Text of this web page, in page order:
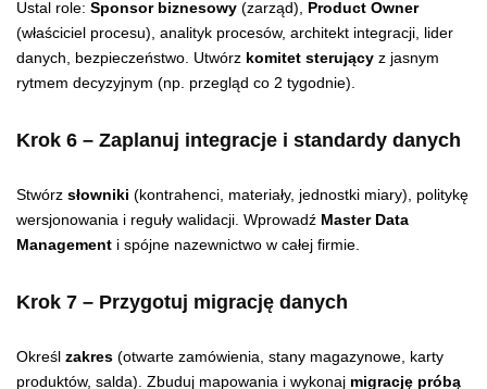
Ustal role: Sponsor biznesowy (zarząd), Product Owner
(właściciel procesu), analityk procesów, architekt integracji, lider
danych, bezpieczeństwo. Utwórz komitet sterujący z jasnym
rytmem decyzyjnym (np. przegląd co 2 tygodnie).
Krok 6 – Zaplanuj integracje i standardy danych
Stwórz słowniki (kontrahenci, materiały, jednostki miary), politykę
wersjonowania i reguły walidacji. Wprowadź Master Data
Management i spójne nazewnictwo w całej firmie.
Krok 7 – Przygotuj migrację danych
Określ zakres (otwarte zamówienia, stany magazynowe, karty
produktów, salda). Zbuduj mapowania i wykonaj migrację próbą